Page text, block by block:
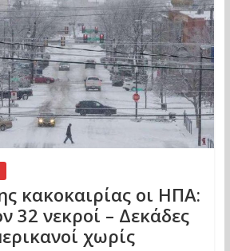
κακοκαιρίας οι ΗΠΑ:
32 νεκροί – Δεκάδες
χωρίς